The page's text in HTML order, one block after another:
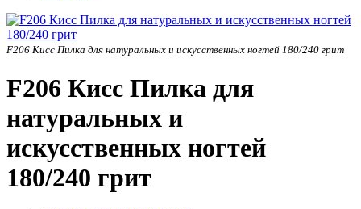
F206 Кисс Пилка для натуральных и искусственных ногтей 180/240 грит
F206 Кисс Пилка для
натуральных и
искусственных ногтей
180/240 грит